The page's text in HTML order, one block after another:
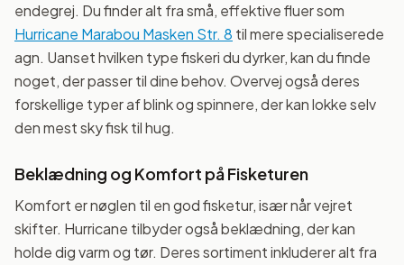
endegrej. Du finder alt fra små, effektive fluer som
Hurricane Marabou Masken Str. 8 til mere specialiserede
agn. Uanset hvilken type fiskeri du dyrker, kan du finde
noget, der passer til dine behov. Overvej også deres
forskellige typer af blink og spinnere, der kan lokke selv
den mest sky fisk til hug.
Beklædning og Komfort på Fisketuren
Komfort er nøglen til en god fisketur, især når vejret
skifter. Hurricane tilbyder også beklædning, der kan
holde dig varm og tør. Deres sortiment inkluderer alt fra